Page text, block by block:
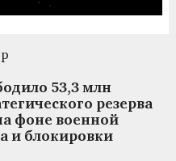
53,3 млн
резерва
фоне военной
и блокировки